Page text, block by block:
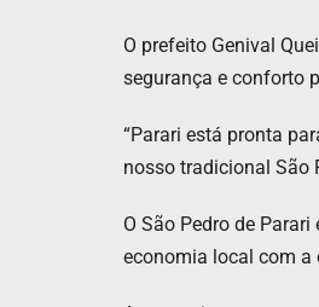
O prefeito Genival
segurança e conforto
“Parari está pronta
nosso tradicional São
O São Pedro de
economia local com a